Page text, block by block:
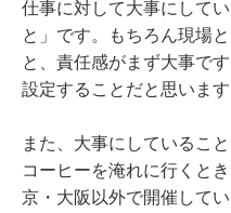
仕事に対して大事にして
と」です。もちろん現場
と、責任感がまず大事で
設定することだと思います
また、大事にしているこ
コーヒーを淹れに行くと
京・大阪以外で開催して